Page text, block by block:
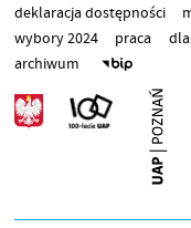
Przejdź do treści
deklaracja dostępności
wybory 2024
praca
archiwum